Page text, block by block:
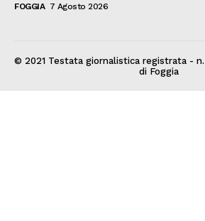
FOGGIA 7 Agosto 2026
© 2021 Testata giornalistica registrata -
di Foggia